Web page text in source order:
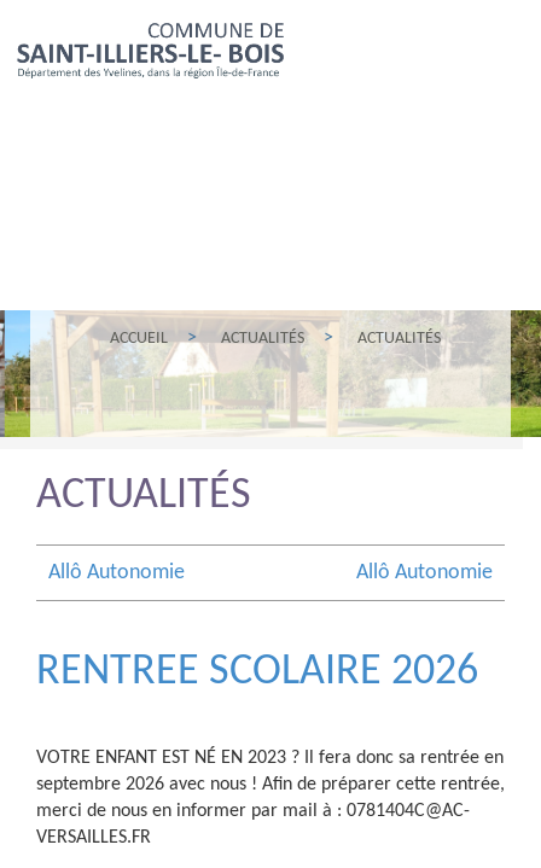
ACCUEIL ACTUALITÉS ACTUALITÉS
ACTUALITÉS
Allô Autonomie Allô Autonomie
RENTREE SCOLAIRE 2026
VOTRE ENFANT EST NÉ EN 2023 ? Il fera donc sa rentrée en
septembre 2026 avec nous ! Afin de préparer cette rentrée,
merci de nous en informer par mail à : 0781404C@AC-
VERSAILLES.FR